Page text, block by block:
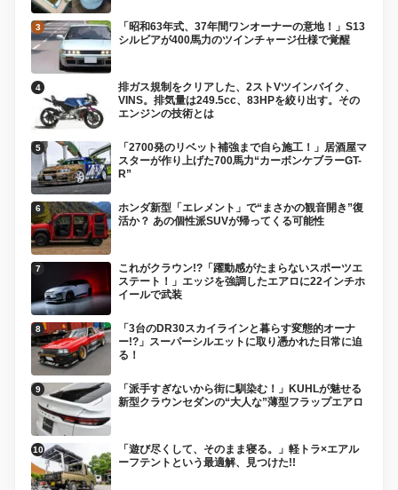
「昭和63年式、37年間ワンオーナーの意地！」S13
シルビアが400馬力のツインチャージ仕様で覚醒
排ガス規制をクリアした、2ストVツインバイク、
VINS。排気量は249.5cc、83HPを絞り出す。その
エンジンの技術とは
「2700発のリベット補強まで自ら施工！」居酒屋マ
スターが作り上げた700馬力“カーボンケブラーGT-
R”
ホンダ新型「エレメント」で“まさかの観音開き”復
活か？ あの個性派SUVが帰ってくる可能性
これがクラウン!?「躍動感がたまらないスポーツエ
ステート！」エッジを強調したエアロに22インチホ
イールで武装
「3台のDR30スカイラインと暮らす変態的オーナ
ー!?」スーパーシルエットに取り憑かれた日常に迫
る！
「派手すぎないから街に馴染む！」KUHLが魅せる
新型クラウンセダンの“大人な”薄型フラップエアロ
「遊び尽くして、そのまま寝る。」軽トラ×エアル
ーフテントという最適解、見つけた!!